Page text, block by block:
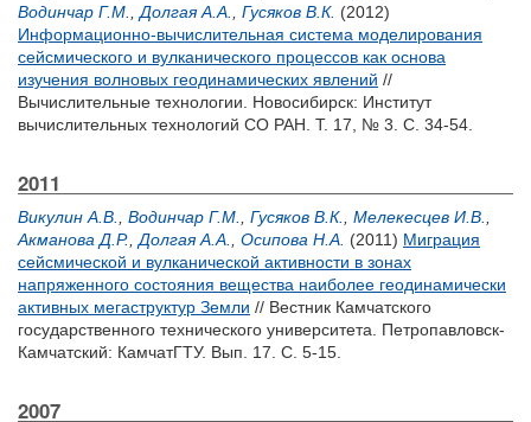
Водинчар Г.М.
Долгая А.А. Гусяков В.К. (2012)
Информационно-вычислительная система моделирования
сейсмического и вулканического процессов как основа
изучения волновых геодинамических явлений //
Вычислительные технологии. Новосибирск: Институт
вычислительных технологий СО РАН. Т. 17, № 3. С. 34-54.
2011
Викулин А.В. Водинчар Г.М. Гусяков В.К. Мелекесцев И.В.
Акманова Д.Р. Долгая А.А. Осипова Н.А. (2011) Миграция
сейсмической и вулканической активности в зонах
напряженного состояния вещества наиболее геодинамически
активных мегаструктур Земли // Вестник Камчатского
государственного технического университета. Петропавловск-
Камчатский: КамчатГТУ. Вып. 17. С. 5-15.
2007